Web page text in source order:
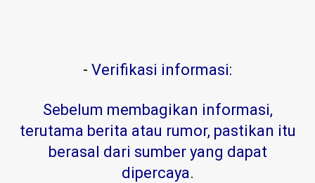
- Verifikasi informasi:
Sebelum membagikan informasi,
terutama berita atau rumor, pastikan itu
berasal dari sumber yang dapat
dipercaya.